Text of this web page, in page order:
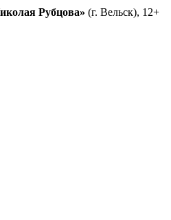
Рубцова» (г. Вельск), 12+